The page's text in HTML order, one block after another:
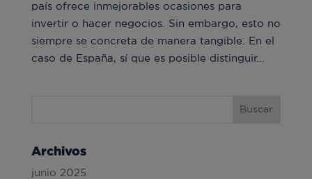
país ofrece inmejorables ocasiones para
invertir o hacer negocios. Sin embargo, esto no
siempre se concreta de manera tangible. En el
caso de España, sí que es posible distinguir...
Archivos
junio 2025